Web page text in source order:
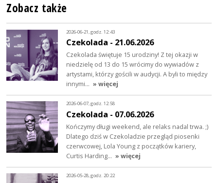
Zobacz także
2026-06-21, godz. 12:43
Czekolada - 21.06.2026
Czekolada świętuje 15 urodziny! Z tej okazji w
niedzielę od 13 do 15 wrócimy do wywiadów z
artystami, którzy gościli w audycji. A byli to między
innymi… » więcej
2026-06-07, godz. 12:58
Czekolada - 07.06.2026
Kończymy długi weekend, ale relaks nadal trwa. ;)
Dlatego dziś w Czekoladzie przegląd piosenki
czerwcowej, Lola Young z początków kariery,
Curtis Harding… » więcej
2026-05-28, godz. 20:22